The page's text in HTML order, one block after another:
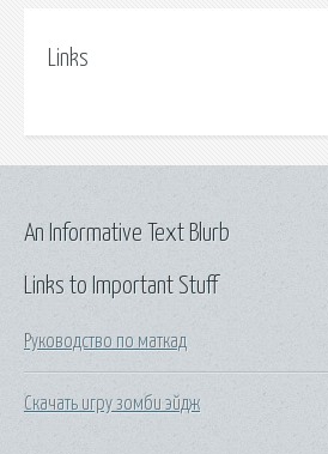
Links
Links to Important Stuff
Руководство по маткад
Скачать игру зомби эйдж
An Informative Text Blurb